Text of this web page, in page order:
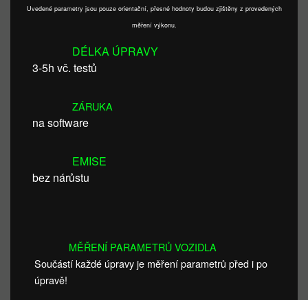
Uvedené parametry jsou pouze orientační, přesné hodnoty budou zjištěny z provedených
měření výkonu.
DÉLKA ÚPRAVY
3-5h vč. testů
ZÁRUKA
na software
EMISE
bez nárůstu
MĚŘENÍ PARAMETRŮ VOZIDLA
Součástí každé úpravy je měření parametrů před i po
úpravě!